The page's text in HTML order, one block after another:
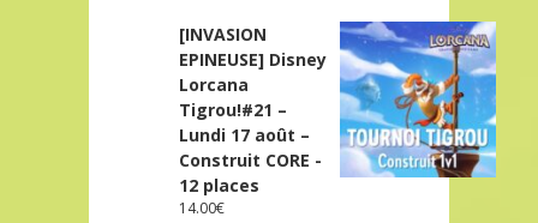
[INVASION
EPINEUSE] Disney
Lorcana
Tigrou!#21 –
Lundi 17 août –
Construit CORE -
12 places
14.00€